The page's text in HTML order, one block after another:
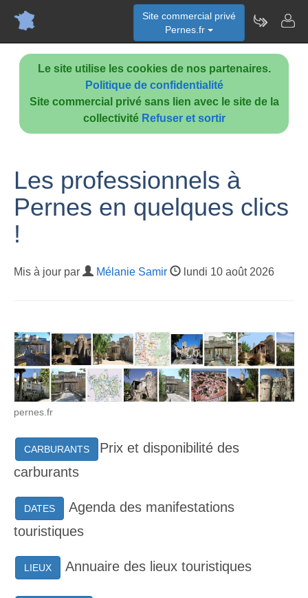
Le site utilise les cookies de nos partenaires.
Politique de confidentialité
Site commercial privé sans lien avec le site de la
collectivité Refuser et sortir
Site commercial privé
Pernes.fr
Les professionnels à
Pernes en quelques clics
!
Mis à jour par Mélanie Samir lundi 10 août 2026
pernes.fr
CARBURANTS
Prix et disponibilité des
carburants
DATES
Agenda des manifestations
touristiques
LIEUX Annuaire des lieux touristiques